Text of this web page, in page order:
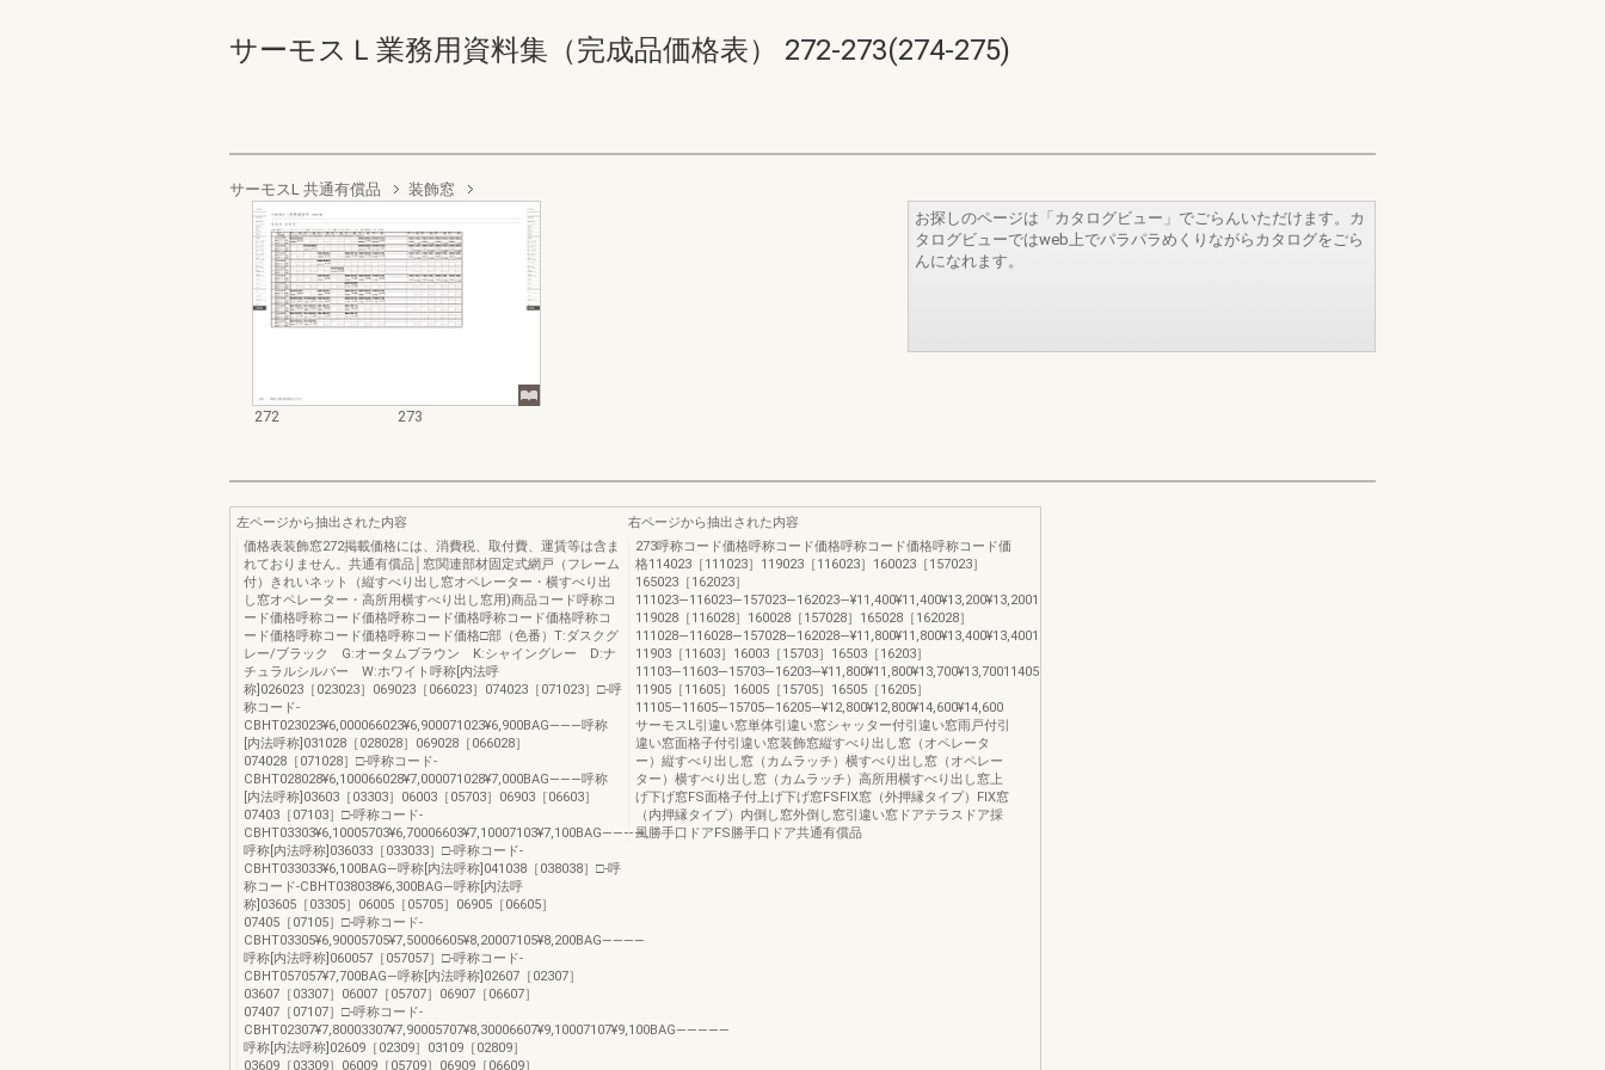
サーモスＬ業務用資料集（完成品価格表） 272-273(274-275)
サーモスL 共通有償品 装飾窓
272 273
お探しのページは「カタログビュー」でごらんいただけます。カ
タログビューではweb上でパラパラめくりながらカタログをごら
んになれます。
左ページから抽出された内容
価格表装飾窓272掲載価格には、消費税、取付費、運賃等は含ま
れておりません。共通有償品│窓関連部材固定式網戸（フレーム
付）きれいネット（縦すべり出し窓オペレーター・横すべり出
し窓オペレーター・高所用横すべり出し窓用)商品コード呼称コ
ード価格呼称コード価格呼称コード価格呼称コード価格呼称コ
ード価格呼称コード価格呼称コード価格□部（色番）T:ダスクグ
レー/ブラック G:オータムブラウン K:シャイングレー D:ナ
チュラルシルバー W:ホワイト呼称[内法呼
称]026023［023023］069023［066023］074023［071023］□-呼
称コード-
CBHT023023¥6,000066023¥6,900071023¥6,900BAG―――呼称
[内法呼称]031028［028028］069028［066028］
074028［071028］□-呼称コード-
CBHT028028¥6,100066028¥7,000071028¥7,000BAG―――呼称
[内法呼称]03603［03303］06003［05703］06903［06603］
07403［07103］□-呼称コード-
CBHT03303¥6,10005703¥6,70006603¥7,10007103¥7,100BAG――――
呼称[内法呼称]036033［033033］□-呼称コード-
CBHT033033¥6,100BAG―呼称[内法呼称]041038［038038］□-呼
称コード-CBHT038038¥6,300BAG―呼称[内法呼
称]03605［03305］06005［05705］06905［06605］
07405［07105］□-呼称コード-
CBHT03305¥6,90005705¥7,50006605¥8,20007105¥8,200BAG――――
呼称[内法呼称]060057［057057］□-呼称コード-
CBHT057057¥7,700BAG―呼称[内法呼称]02607［02307］
03607［03307］06007［05707］06907［06607］
07407［07107］□-呼称コード-
CBHT02307¥7,80003307¥7,90005707¥8,30006607¥9,10007107¥9,100BAG―――――
呼称[内法呼称]02609［02309］03109［02809］
03609［03309］06009［05709］06909［06609］
右ページから抽出された内容
273呼称コード価格呼称コード価格呼称コード価格呼称コード価
格114023［111023］119023［116023］160023［157023］
165023［162023］
111023―116023―157023―162023―¥11,400¥11,400¥13,200¥13,200114028［111028］
119028［116028］160028［157028］165028［162028］
111028―116028―157028―162028―¥11,800¥11,800¥13,400¥13,40011403［11103］
11903［11603］16003［15703］16503［16203］
11103―11603―15703―16203―¥11,800¥11,800¥13,700¥13,70011405［11105］
11905［11605］16005［15705］16505［16205］
11105―11605―15705―16205―¥12,800¥12,800¥14,600¥14,600
サーモスL引違い窓単体引違い窓シャッター付引違い窓雨戸付引
違い窓面格子付引違い窓装飾窓縦すべり出し窓（オペレータ
ー）縦すべり出し窓（カムラッチ）横すべり出し窓（オペレー
ター）横すべり出し窓（カムラッチ）高所用横すべり出し窓上
げ下げ窓FS面格子付上げ下げ窓FSFIX窓（外押縁タイプ）FIX窓
（内押縁タイプ）内倒し窓外倒し窓引違い窓ドアテラスドア採
風勝手口ドアFS勝手口ドア共通有償品